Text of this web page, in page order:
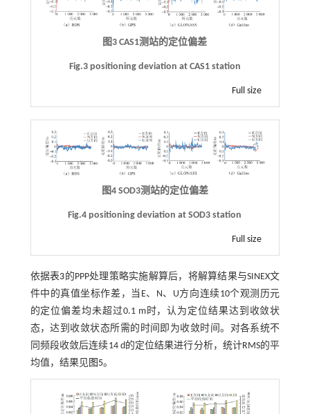
图3 CAS1测站的定位偏差
Fig.3 positioning deviation at CAS1 station
Full size
图4 SOD3测站的定位偏差
Fig.4 positioning deviation at SOD3 station
Full size
依据表3 的PPP处理策略实施解算后，将解算结果与SINEX文
件中的真值坐标作差，当E、N、U方向连续10个观测历元
的定位偏差均未超过0.1 m时，认为定位结果达到收敛状
态，达到收敛状态所需的时间即为收敛时间。对各系统不
同频段收敛后连续14 d的定位结果进行分析，统计RMS的平
均值，结果见图5。